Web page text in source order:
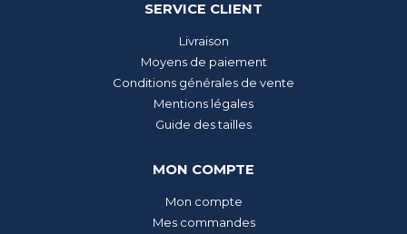
SERVICE CLIENT
Livraison
Moyens de paiement
Conditions générales de vente
Mentions légales
Guide des tailles
MON COMPTE
Mon compte
Mes commandes